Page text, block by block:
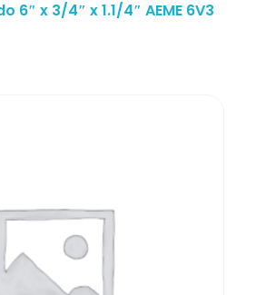
6″ x 3/4″ x 1.1/4″ AEME 6V3